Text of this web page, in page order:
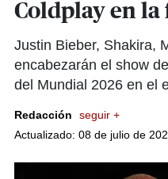
Coldplay en
Justin Bieber, Shakira,
encabezarán el show
del Mundial 2026 en el
Redacción
seguir +
Actualizado: 08 de julio de